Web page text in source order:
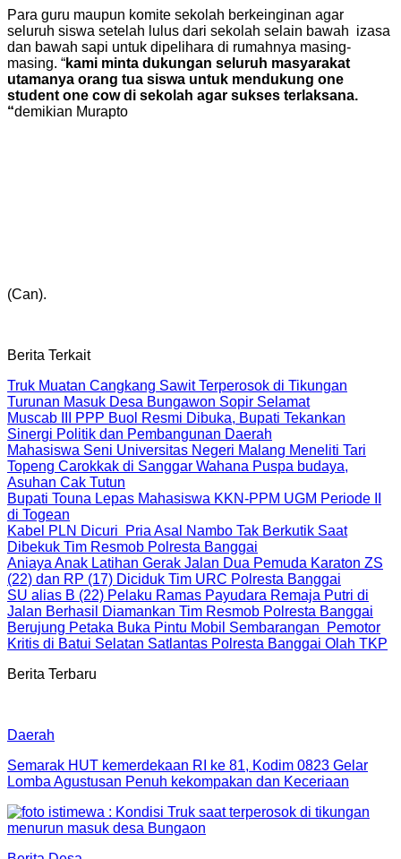
Para guru maupun komite sekolah berkeinginan agar
seluruh siswa setelah lulus dari sekolah selain bawah izasa
dan bawah sapi untuk dipelihara di rumahnya masing-
masing. “kami minta dukungan seluruh masyarakat
utamanya orang tua siswa untuk mendukung one
student one cow di sekolah agar sukses terlaksana.
“demikian Murapto
(Can).
Berita Terkait
Truk Muatan Cangkang Sawit Terperosok di Tikungan
Turunan Masuk Desa Bungawon Sopir Selamat
Muscab III PPP Buol Resmi Dibuka, Bupati Tekankan
Sinergi Politik dan Pembangunan Daerah
Mahasiswa Seni Universitas Negeri Malang Meneliti Tari
Topeng Carokkak di Sanggar Wahana Puspa budaya,
Asuhan Cak Tutun
Bupati Touna Lepas Mahasiswa KKN-PPM UGM Periode II
di Togean
Kabel PLN Dicuri Pria Asal Nambo Tak Berkutik Saat
Dibekuk Tim Resmob Polresta Banggai
Aniaya Anak Latihan Gerak Jalan Dua Pemuda Karaton ZS
(22) dan RP (17) Diciduk Tim URC Polresta Banggai
SU alias B (22) Pelaku Ramas Payudara Remaja Putri di
Jalan Berhasil Diamankan Tim Resmob Polresta Banggai
Berujung Petaka Buka Pintu Mobil Sembarangan Pemotor
Kritis di Batui Selatan Satlantas Polresta Banggai Olah TKP
Berita Terbaru
Daerah
Semarak HUT kemerdekaan RI ke 81, Kodim 0823 Gelar
Lomba Agustusan Penuh kekompakan dan Keceriaan